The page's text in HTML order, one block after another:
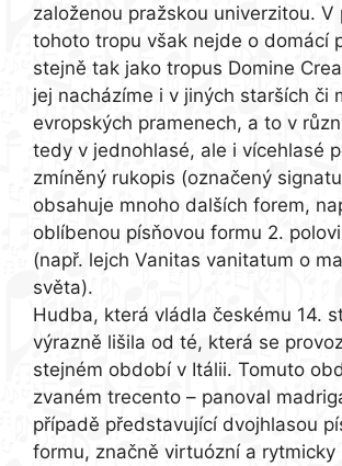
založenou pražskou univerzitou. V
tohoto tropu však nejde o domácí
stejně tak jako tropus Domine
jej nacházíme i v jiných starších či
evropských pramenech, a to v
tedy v jednohlasé, ale i vícehlasé
zmíněný rukopis (označený
obsahuje mnoho dalších forem,
oblíbenou písňovou formu 2.
(např. lejch Vanitas vanitatum o
světa).
Hudba, která vládla českému 14.
výrazně lišila od té, která se
stejném období v Itálii. Tomuto
zvaném trecento – panoval
případě představující dvojhlasou
formu, značně virtuózní a rytmicky